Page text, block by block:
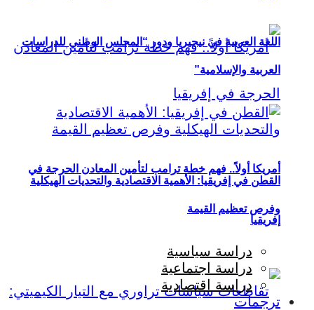
أمريكا أولاً.. فهم خطة ترامب لتأمين المعادن الحرجة في
إفريقيا
اللغة العربية في نيجيريا ودور “المجلس الوطني للدراسات
العربية والإسلامية”
القطن في إفريقيا: الأهمية الاقتصادية والتحديات الهيكلية
وفرص تعظيم القيمة
دراسة سياسية
دراسة اجتماعية
دراسة اقتصادية
ترجمات